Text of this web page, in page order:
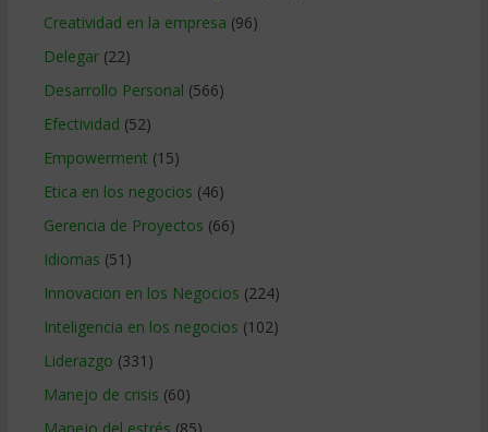
Creatividad en la empresa (96)
Delegar(22)
Desarrollo Personal (566)
Efectividad (52)
Empowerment (15)
Etica en los negocios (46)
Gerencia de Proyectos (66)
Idiomas (51)
Innovacion en los Negocios (224)
Inteligencia en los negocios (102)
Liderazgo (331)
Manejo de crisis (60)